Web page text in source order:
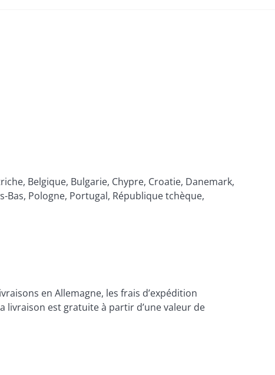
Belgique, Bulgarie, Chypre, Croatie, Danemark,
Bas, Pologne, Portugal, République tchèque,
en Allemagne, les frais d’expédition
livraison est gratuite à partir d’une valeur de